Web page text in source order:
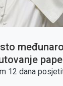
pape
12 dana